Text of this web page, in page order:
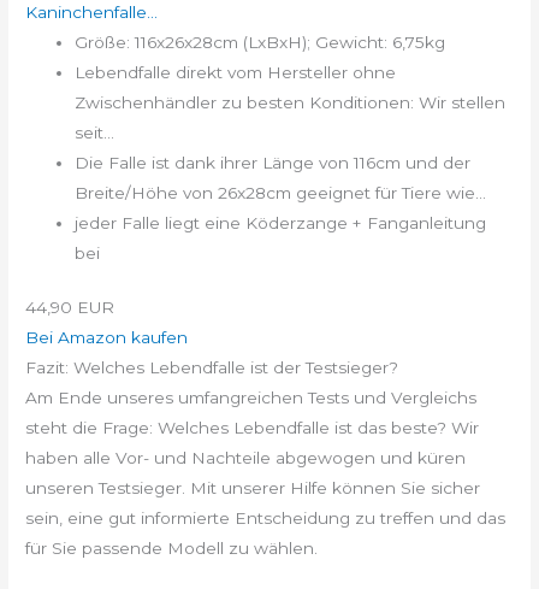
Kaninchenfalle...
Größe: 116x26x28cm (LxBxH); Gewicht: 6,75kg
Lebendfalle direkt vom Hersteller ohne
Zwischenhändler zu besten Konditionen: Wir stellen
seit...
Die Falle ist dank ihrer Länge von 116cm und der
Breite/Höhe von 26x28cm geeignet für Tiere wie...
jeder Falle liegt eine Köderzange + Fanganleitung
bei
44,90 EUR
Bei Amazon kaufen
Fazit: Welches Lebendfalle ist der Testsieger?
Am Ende unseres umfangreichen Tests und Vergleichs
steht die Frage: Welches Lebendfalle ist das beste? Wir
haben alle Vor- und Nachteile abgewogen und küren
unseren Testsieger. Mit unserer Hilfe können Sie sicher
sein, eine gut informierte Entscheidung zu treffen und das
für Sie passende Modell zu wählen.